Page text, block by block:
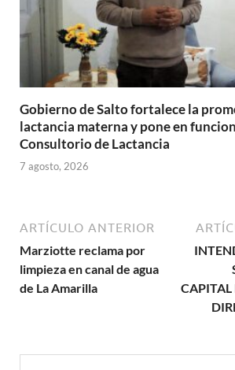
Gobierno de Salto fortalece la
lactancia materna y pone en
Consultorio de Lactancia
7 agosto, 2026
ARTÍCULO ANTERIOR
Marziotte reclama por
limpieza en canal de agua
de La Amarilla
CAPITAL